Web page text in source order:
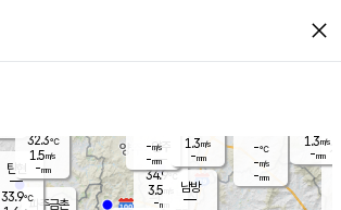
close
양주
34.9℃
3.5
-mm
파주금촌
-℃
-m/s
-mm
탄현
33.9℃
1.3m/s
-mm
남방
-m/s
-mm
32.3℃
1.5m/s
-mm
1.3m/s
-mm